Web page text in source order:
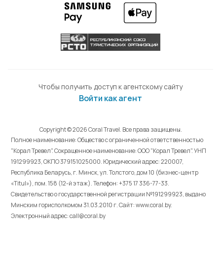
Чтобы получить доступ к агентскому сайту
Войти как агент
Copyright © 2026 Coral Travel. Все права защищены.
Полное наименование: Общество с ограниченной ответственностью
"Корал Тревел". Сокращенное наименование: ООО "Корал Тревел". УНП
191299923, ОКПО 379151025000. Юридический адрес: 220007,
Республика Беларусь, г. Минск, ул. Толстого, дом 10 (бизнес-центр
«Titul»), пом. 158 (12-й этаж). Телефон: +375 17 336-77-33.
Свидетельство о государственной регистрации №191299923, выдано
Минским горисполкомом 31.03.2010 г. Cайт: www.coral.by.
Электронный адрес: call@coral.by